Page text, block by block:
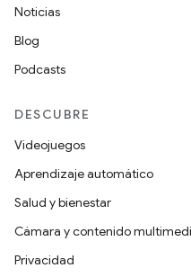
Noticias
Blog
Podcasts
DESCUBRE
Videojuegos
Aprendizaje automático
Salud y bienestar
Cámara y contenido
Privacidad